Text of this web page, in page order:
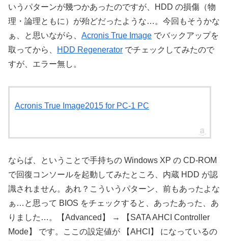
いうパターンが幾つかあったのですが、HDD の損傷（物
理・論理ともに）が殆どだったような…。今回もそうかな
ぁ、と思いながら、 Acronis True Image でバックアップを
取ってから、
HDD Regenerator でチェックしてみたので
すが、エラー無し。
Acronis True Image2015 for PC-1 PC
ならば、ということで手持ちの Windows XP の CD-ROM
で回復コンソールを起動してみたところ、内蔵 HDD が認
識されません。あれ？こういうパターン、前もあったよな
ぁ…と思って BIOS をチェックすると、あったあった、あ
りました…。【Advanced】 → 【SATA AHCI Controller
Mode】 です。ここの設定値が 【AHCI】 になっているの